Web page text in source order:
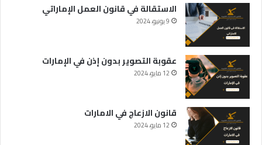
الاستقالة في قانون العمل الإماراتي
9 يونيو، 2024
عقوبة التصوير بدون إذن في الإمارات
12 مايو، 2024
قانون الازعاج في الامارات
12 مايو، 2024